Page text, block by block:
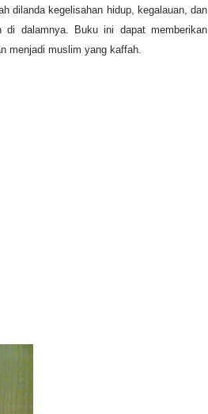
dilanda kegelisahan hidup, kegalauan, dan
di dalamnya. Buku ini dapat memberikan
menjadi muslim yang kaffah.